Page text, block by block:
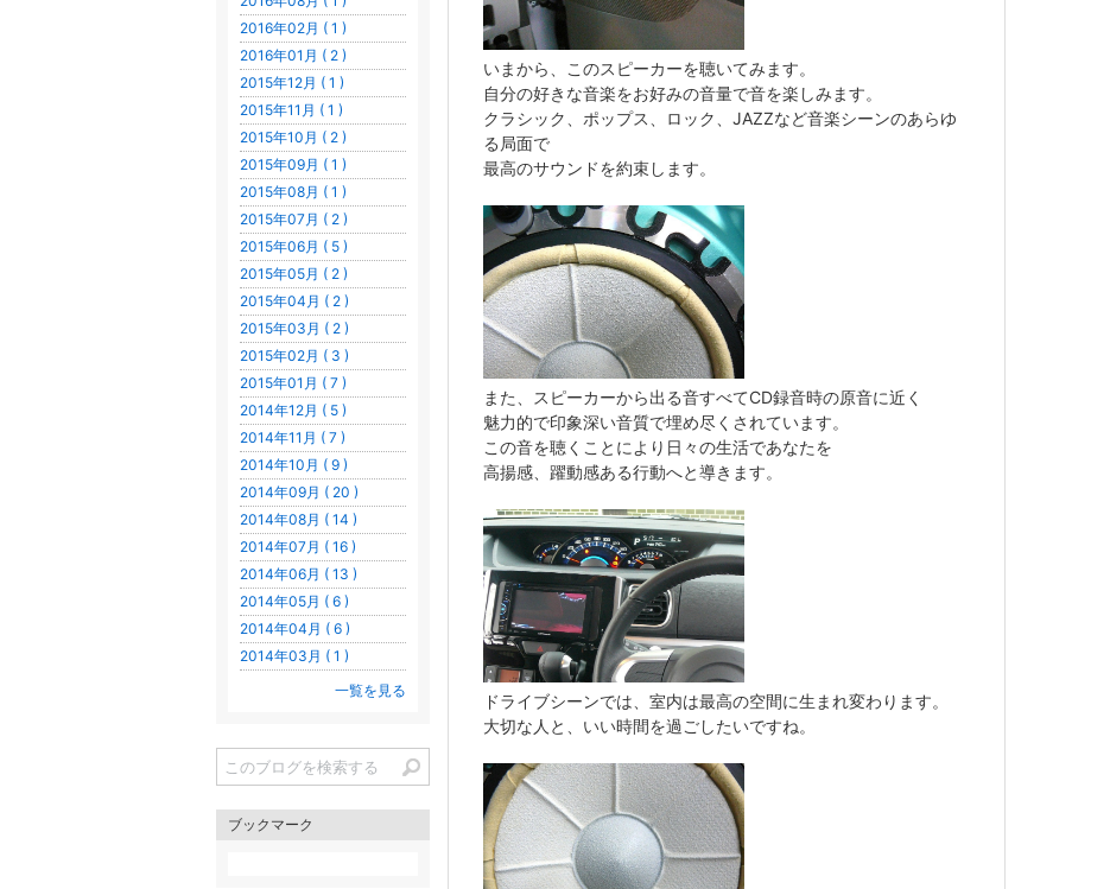
いまから、このスピーカーを聴いてみます。
自分の好きな音楽をお好みの音量で音を楽しみます。
クラシック、ポップス、ロック、JAZZなど音楽シーンのあらゆ
る局面で
最高のサウンドを約束します。
また、スピーカーから出る音すべてCD録音時の原音に近く
魅力的で印象深い音質で埋め尽くされています。
この音を聴くことにより日々の生活であなたを
高揚感、躍動感ある行動へと導きます。
ドライブシーンでは、室内は最高の空間に生まれ変わります。
大切な人と、いい時間を過ごしたいですね。
2016年02月 ( 1 )
2016年01月 ( 2 )
2015年12月 ( 1 )
2015年11月 ( 1 )
2015年10月 ( 2 )
2015年09月 ( 1 )
2015年08月 ( 1 )
2015年07月 ( 2 )
2015年06月 ( 5 )
2015年05月 ( 2 )
2015年04月 ( 2 )
2015年03月 ( 2 )
2015年02月 ( 3 )
2015年01月 ( 7 )
2014年12月 ( 5 )
2014年11月 ( 7 )
2014年10月 ( 9 )
2014年09月 ( 20 )
2014年08月 ( 14 )
2014年07月 ( 16 )
2014年06月 ( 13 )
2014年05月 ( 6 )
2014年04月 ( 6 )
2014年03月 ( 1 )
一覧を見る
ブックマーク